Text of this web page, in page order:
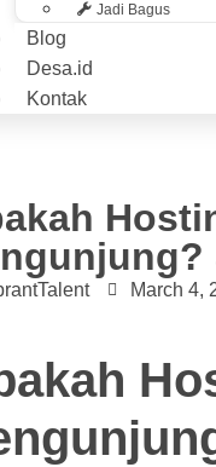
Jadi Bagus
Blog
Desa.id
Kontak
March 4,